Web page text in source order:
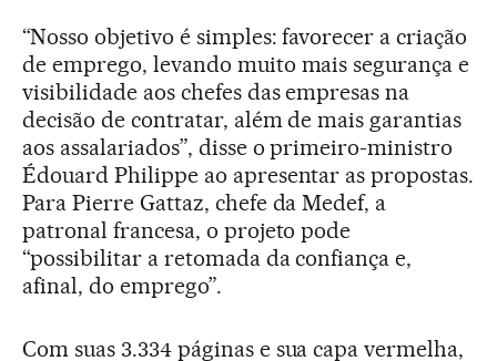
“Nosso objetivo é simples: favorecer a criação
de emprego, levando muito mais segurança e
visibilidade aos chefes das empresas na
decisão de contratar, além de mais garantias
aos assalariados”, disse o primeiro-ministro
Édouard Philippe ao apresentar as propostas.
Para Pierre Gattaz, chefe da Medef, a
patronal francesa, o projeto pode
“possibilitar a retomada da confiança e,
afinal, do emprego”.
Com suas 3.334 páginas e sua capa vermelha,